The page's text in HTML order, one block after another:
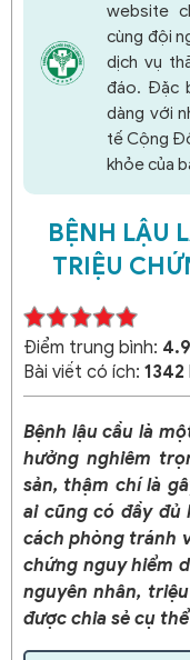
website
cùng đội
dịch vụ
đáo. Đặc
dàng với
tế Cộng
khỏe của
BỆNH LẬU
TRIỆU
Điểm trung bình: 4.9
Bài viết có ích: 1342
Bệnh lậu cầu là
hưởng nghiêm
sản, thậm chí là
ai cũng có đầy đủ
cách phòng tránh
chứng nguy hiểm
nguyên nhân,
được chia sẻ cụ